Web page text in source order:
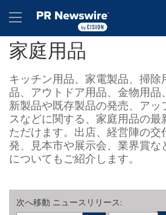
Hamburger menu
家庭用品
キッチン用品、家電製品、掃除
品、アウトドア用品、金物用
新製品や既存製品の発売、アッ
スなどに関する、家庭用品の最
ただけます。出店、経営陣の交
発、見本市や展示会、業界賞な
についてもご紹介します。
次へ移動 ニュースリリース: